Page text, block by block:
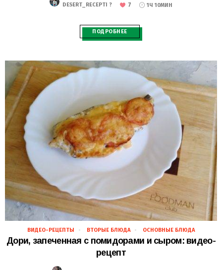
DESERT_RECEPTI ? 7 1Ч 10МИН
ПОДРОБНЕЕ
22.11.2018
ВИДЕО-РЕЦЕПТЫ ВТОРЫЕ БЛЮДА ОСНОВНЫЕ БЛЮДА
Дори, запеченная с помидорами и сыром: видео-
рецепт